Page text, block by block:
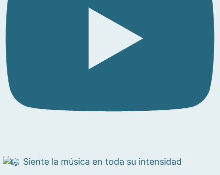
Siente la música en toda su intensidad